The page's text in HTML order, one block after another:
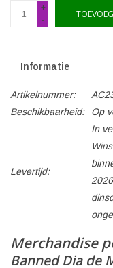
+
-
Informatie
Artikelnummer:
Beschikbaarheid:
Op
Levertijd:
In
Merchandise
Banned Dia de